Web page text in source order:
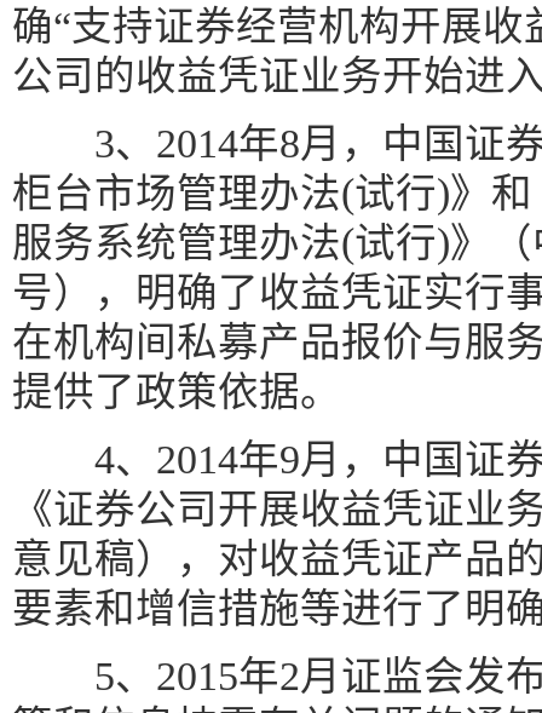
确“支持证券经营机构开展
公司的收益凭证业务开始进
3、2014年8月，中国证
柜台市场管理办法(试行)》
服务系统管理办法(试行)》
号），明确了收益凭证实行
在机构间私募产品报价与服
提供了政策依据。
4、2014年9月，中国证
《证券公司开展收益凭证业
意见稿），对收益凭证产品
要素和增信措施等进行了明
5、2015年2月证监会发